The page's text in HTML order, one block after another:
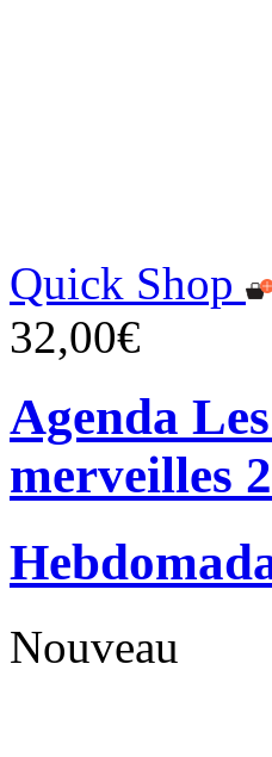
Quick Shop
32,00€
Agenda
merveilles
Nouveau